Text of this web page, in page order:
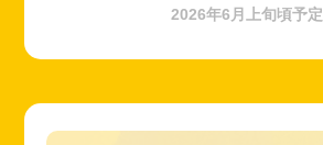
2026年6月上旬頃予定